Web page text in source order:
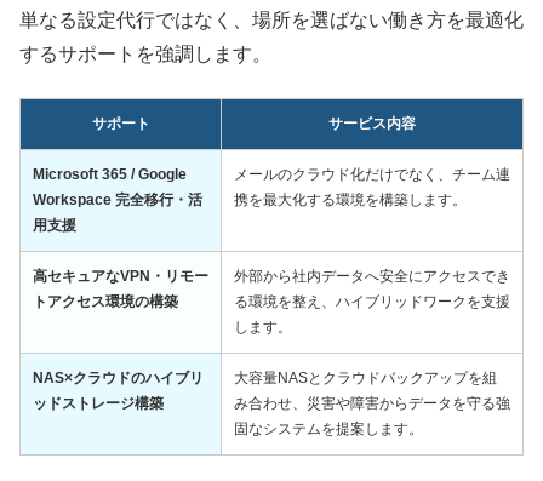
単なる設定代行ではなく、場所を選ばない働き方を最適化
するサポートを強調します。
サポート サービス内容
Microsoft 365 / Google
Workspace 完全移行・活
用支援
メールのクラウド化だけでなく、チーム連
携を最大化する環境を構築します。
高セキュアなVPN・リモー
トアクセス環境の構築
外部から社内データへ安全にアクセスでき
る環境を整え、ハイブリッドワークを支援
します。
NAS×クラウドのハイブリ
ッドストレージ構築
大容量NASとクラウドバックアップを組
み合わせ、災害や障害からデータを守る強
固なシステムを提案します。